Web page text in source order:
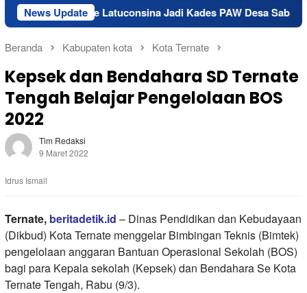
News Update
Latuconsina Jadi Kades PAW Desa Sabala
Beranda Kabupaten kota Kota Ternate
Kepsek dan Bendahara SD Ternate
Tengah Belajar Pengelolaan BOS
2022
Tim Redaksi
9 Maret 2022
Idrus Ismail
Ternate, beritadetik.id – Dinas Pendidikan dan Kebudayaan
(Dikbud) Kota Ternate menggelar Bimbingan Teknis (Bimtek)
pengelolaan anggaran Bantuan Operasional Sekolah (BOS)
bagi para Kepala sekolah (Kepsek) dan Bendahara Se Kota
Ternate Tengah, Rabu (9/3).